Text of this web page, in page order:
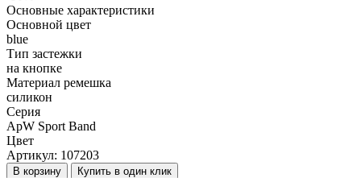
Основные характеристики
Основной цвет
blue
Тип застежки
на кнопке
Материал ремешка
силикон
Серия
ApW Sport Band
Цвет
Артикул: 107203
В корзину Купить в один клик